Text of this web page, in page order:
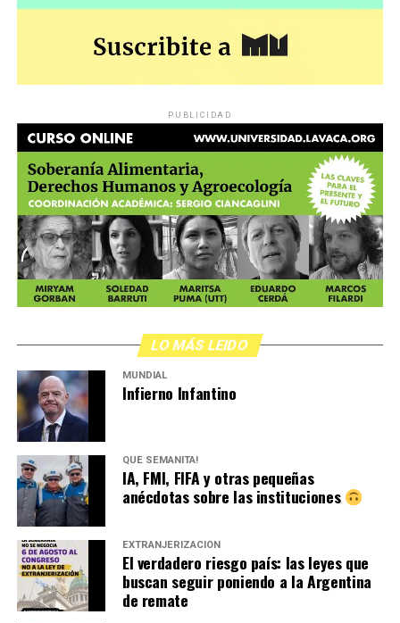
PUBLICIDAD
LO MÁS LEIDO
MUNDIAL
Infierno Infantino
QUÉ SEMANITA!
IA, FMI, FIFA y otras pequeñas
anécdotas sobre las instituciones
EXTRANJERIZACIÓN
El verdadero riesgo país: las leyes que
buscan seguir poniendo a la Argentina
de remate